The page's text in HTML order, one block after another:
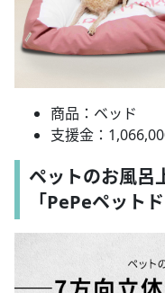
商品：ベッド
支援金：
ペットのお風呂
「PePeペット